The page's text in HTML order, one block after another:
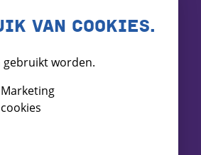
VAN COOKIES.
gebruikt worden.
Marketing
cookies